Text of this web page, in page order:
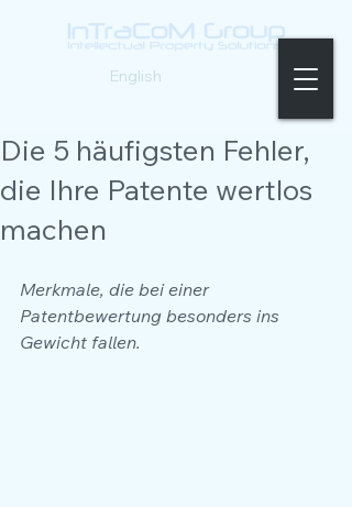
English
Die 5 häufigsten Fehler,
die Ihre Patente wertlos
machen
Merkmale, die bei einer
Patentbewertung besonders ins
Gewicht fallen.